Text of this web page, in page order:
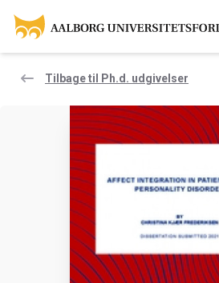
Tilbage til Ph.d. udgivelser